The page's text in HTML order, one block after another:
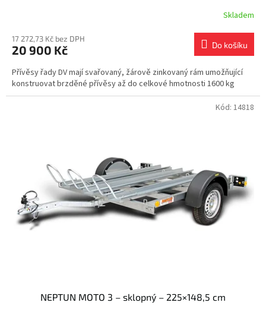
Skladem
17 272,73 Kč bez DPH
20 900 Kč Do košíku
Přívěsy řady DV mají svařovaný, žárově zinkovaný rám umožňující
konstruovat brzděné přívěsy až do celkové hmotnosti 1600 kg
NEPTUN MOTO 3 – sklopný – 225×148,5 cm
Kód: 14818